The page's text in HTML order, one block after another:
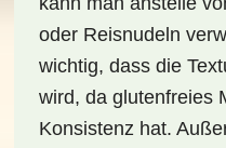
oder Reisnudeln
wichtig, dass die
wird, da glutenfreies
Konsistenz hat.